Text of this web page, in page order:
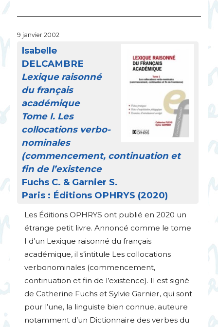
9 janvier 2002
Isabelle
DELCAMBRE
Lexique raisonné
du français
académique
Tome I. Les
collocations verbo-
nominales
(commencement, continuation et
fin de l’existence
Fuchs C. & Garnier S.
Paris : Éditions OPHRYS (2020)
Les Éditions OPHRYS ont publié en 2020 un
étrange petit livre. Annoncé comme le tome
I d’un Lexique raisonné du français
académique, il s’intitule Les collocations
verbonominales (commencement,
continuation et fin de l’existence). Il est signé
de Catherine Fuchs et Sylvie Garnier, qui sont
pour l’une, la linguiste bien connue, auteure
notamment d’un Dictionnaire des verbes du